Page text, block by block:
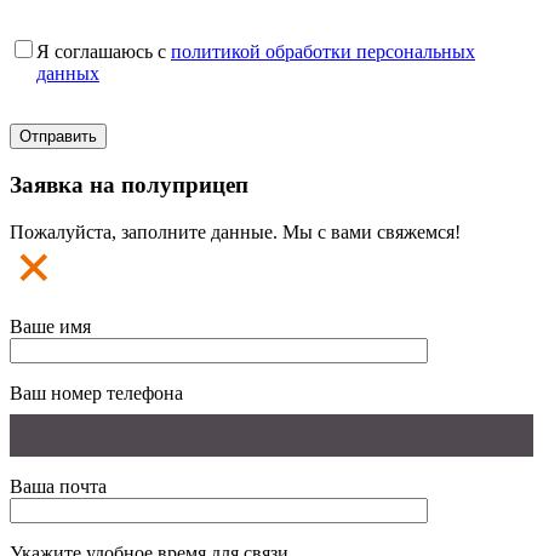
Я соглашаюсь с политикой обработки персональных
данных
Заявка на полуприцеп
Пожалуйста, заполните данные. Мы с вами свяжемся!
Ваше имя
Ваш номер телефона
Ваша почта